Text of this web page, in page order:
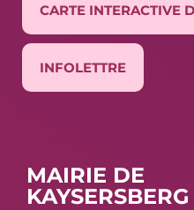
CARTE INTERACTIVE
INFOLETTRE
MAIRIE DE
KAYSERSBERG